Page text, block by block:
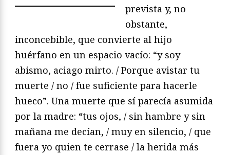
prevista y, no
obstante,
inconcebible, que convierte al hijo
huérfano en un espacio vacío: “y soy
abismo, aciago mirto. / Porque avistar tu
muerte / no / fue suficiente para hacerle
hueco”. Una muerte que sí parecía asumida
por la madre: “tus ojos, / sin hambre y sin
mañana me decían, / muy en silencio, / que
fuera yo quien te cerrase / la herida más